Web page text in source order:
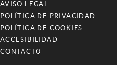
AVISO LEGAL
POLÍTICA DE PRIVACIDAD
POLÍTICA DE COOKIES
ACCESIBILIDAD
CONTACTO